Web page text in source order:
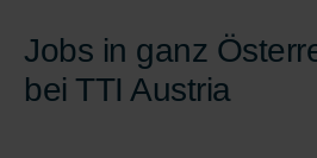
Jobs in ganz
bei TTI Austria